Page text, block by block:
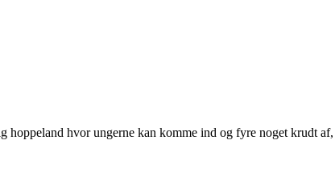
hoppeland hvor ungerne kan komme ind og fyre noget krudt